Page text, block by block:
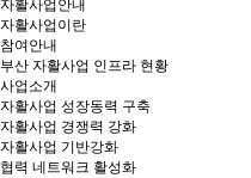
자활사업안내
자활사업이란
참여안내
부산 자활사업 인프라 현황
사업소개
자활사업 성장동력 구축
자활사업 경쟁력 강화
자활사업 기반강화
협력 네트워크 활성화